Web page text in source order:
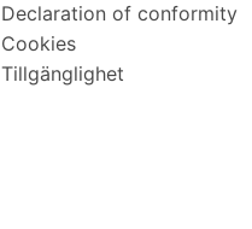
Declaration of conformity
Cookies
Tillgänglighet